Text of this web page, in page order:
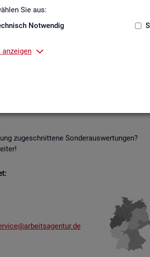
Sie aus:
Notwendig
anzeigen
Kritik
Nut­zen Sie die
zu­ge­schnit­te­ne Son­der­aus­wer­tun­gen?